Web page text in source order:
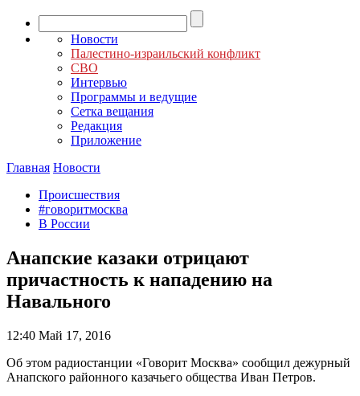
Новости
Палестино-израильский конфликт
СВО
Интервью
Программы и ведущие
Сетка вещания
Редакция
Приложение
Главная Новости
Происшествия
#говоритмосква
В России
Анапские казаки отрицают
причастность к нападению на
Навального
12:40 Май 17, 2016
Об этом радиостанции «Говорит Москва» сообщил дежурный
Анапского районного казачьего общества Иван Петров.